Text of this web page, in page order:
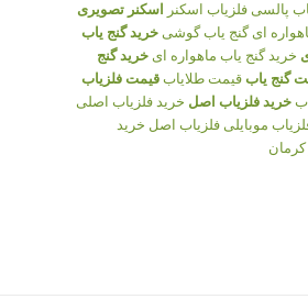
پالسی فلزیاب اسکنر
اسکنر تصویری
ای گنج یاب گوشی خرید گنج یاب
خرید گنج یاب ماهواره ای خرید گنج
گنج یاب قیمت طلایاب قیمت فلزیاب
خرید فلزیاب اصل خرید فلزیاب اصلی
موبایلی فلزیاب اصل خرید
کرمان